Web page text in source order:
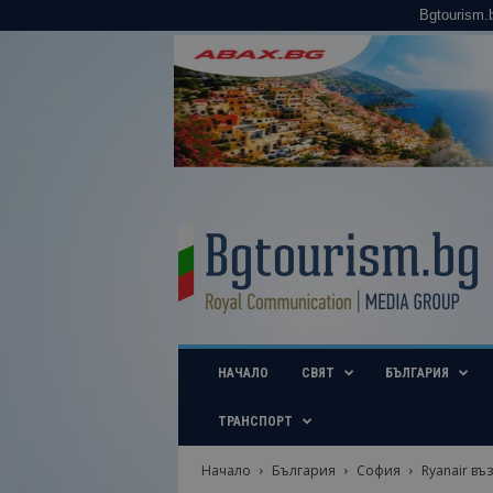
u
i
b
НАЧАЛО СВЯТ БЪЛГАРИЯ
ТРАНСПОРТ
Начало България София
Ryanair